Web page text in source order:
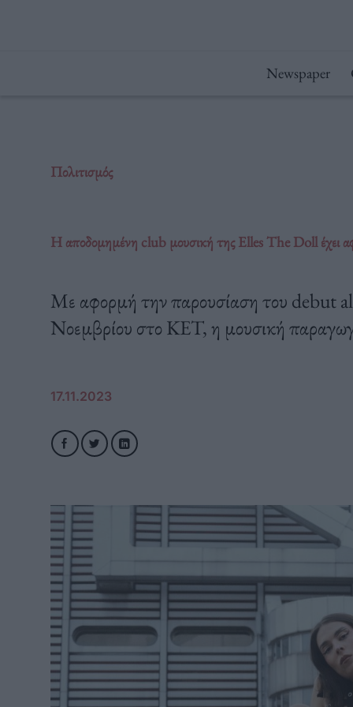
Newspaper
Πολιτισμός
Η αποδομημένη club μουσική της Elles The Doll έχει
Με αφορμή την παρουσίαση του debut
Νοεμβρίου στο KET, η μουσική
17.11.2023